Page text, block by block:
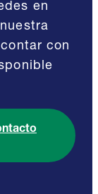
en
con